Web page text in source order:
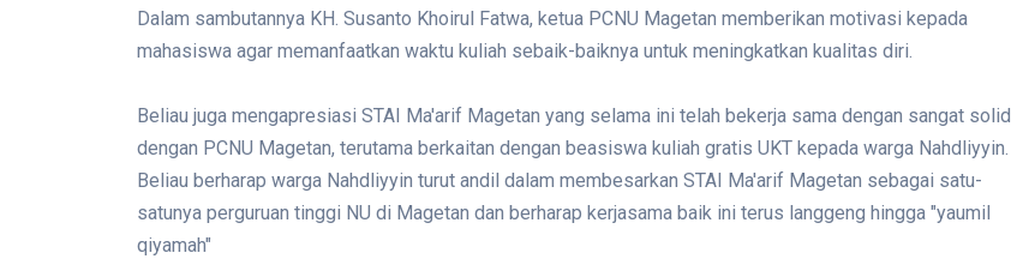
Dalam sambutannya KH. Susanto Khoirul Fatwa, ketua PCNU Magetan memberikan motivasi kepada
mahasiswa agar memanfaatkan waktu kuliah sebaik-baiknya untuk meningkatkan kualitas diri.
Beliau juga mengapresiasi STAI Ma'arif Magetan yang selama ini telah bekerja sama dengan sangat solid
dengan PCNU Magetan, terutama berkaitan dengan beasiswa kuliah gratis UKT kepada warga Nahdliyyin.
Beliau berharap warga Nahdliyyin turut andil dalam membesarkan STAI Ma'arif Magetan sebagai satu-
satunya perguruan tinggi NU di Magetan dan berharap kerjasama baik ini terus langgeng hingga "yaumil
qiyamah"